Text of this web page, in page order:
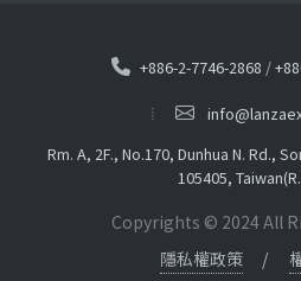
+886-2-7746-2868 /
Rm. A, 2F., No.170, Dunhua N. Rd.,
105405,
Copyrights © 2024 All
隱私權政策